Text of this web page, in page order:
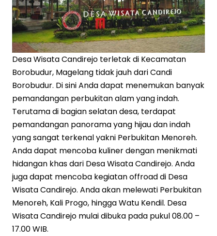
Desa Wisata Candirejo terletak di Kecamatan
Borobudur, Magelang tidak jauh dari Candi
Borobudur. Di sini Anda dapat menemukan banyak
pemandangan perbukitan alam yang indah.
Terutama di bagian selatan desa, terdapat
pemandangan panorama yang hijau dan indah
yang sangat terkenal yakni Perbukitan Menoreh.
Anda dapat mencoba kuliner dengan menikmati
hidangan khas dari Desa Wisata Candirejo. Anda
juga dapat mencoba kegiatan offroad di Desa
Wisata Candirejo. Anda akan melewati Perbukitan
Menoreh, Kali Progo, hingga Watu Kendil. Desa
Wisata Candirejo mulai dibuka pada pukul 08.00 –
17.00 WIB.